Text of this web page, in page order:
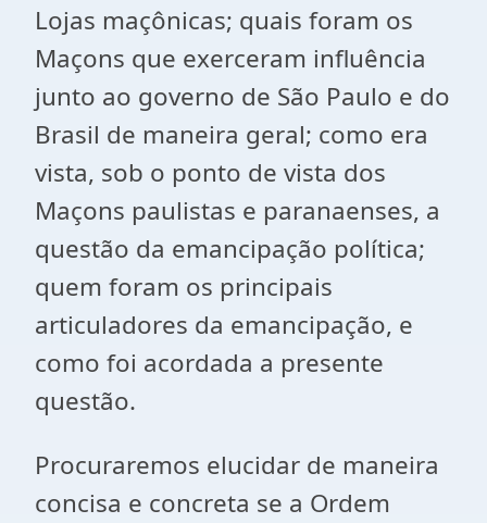
Lojas maçônicas; quais foram os
Maçons que exerceram influência
junto ao governo de São Paulo e do
Brasil de maneira geral; como era
vista, sob o ponto de vista dos
Maçons paulistas e paranaenses, a
questão da emancipação política;
quem foram os principais
articuladores da emancipação, e
como foi acordada a presente
questão.
Procuraremos elucidar de maneira
concisa e concreta se a Ordem